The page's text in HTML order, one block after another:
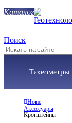
Поиск
Тахеометры
Home
Аксессуары
Кронштейны